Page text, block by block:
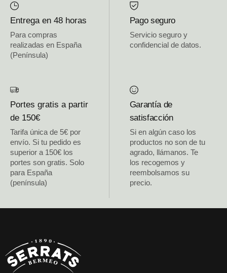
Entrega en 48 horas
Para compras
realizadas en España
(Península)
Pago seguro
Servicio seguro y
confidencial de datos.
Portes gratis a partir
de 150€
Tarifa única de 5€ por
envío. Si tu pedido es
superior a 150€ los
portes son gratis. Solo
para España
(península)
Garantía de
satisfacción
Si en algún caso los
productos no son de tu
agrado, llámanos. Te
los recogemos y
reembolsamos su
precio.